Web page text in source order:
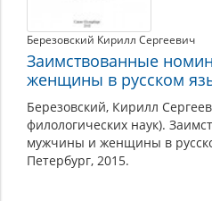
Березовский Кирилл Сергеевич
Заимствованные
женщины в русском
Березовский, Кирилл
филологических наук).
мужчины и женщины в
Петербург, 2015.